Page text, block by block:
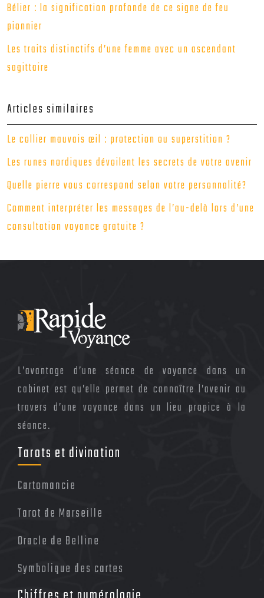
Bélier : la signification profonde de ce signe de feu
pionnier
Les traits distinctifs d’une femme avec un ascendant
sagittaire
Articles similaires
Le collier mauvais œil : protection ou superstition ?
Les runes nordiques dévoilent les secrets de votre avenir
Quelle pierre vous correspond selon votre personnalité?
Comment interpréter les messages de l’au-delà lors d’une
consultation voyance gratuite ?
L’avantage d’une séance de voyance dans un
cabinet est qu’elle permet de connaître l’avenir au
travers d’une voyance dans un lieu propice à la
séance.
Tarots et divination
Cartomancie
Tarot de Marseille
Oracle de Belline
Symbolique des cartes